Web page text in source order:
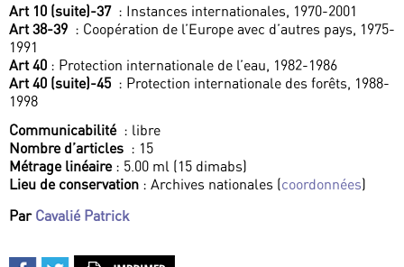
Art 10 (suite)-37 : Instances internationales, 1970-2001
Art 38-39 : Coopération de l’Europe avec d’autres pays, 1975-
1991
Art 40 : Protection internationale de l’eau, 1982-1986
Art 40 (suite)-45 : Protection internationale des forêts, 1988-
1998
Communicabilité : libre
Nombre d’articles : 15
Métrage linéaire: 5.00 ml (15 dimabs)
Lieu de conservation : Archives nationales (coordonnées)
Par Cavalié Patrick